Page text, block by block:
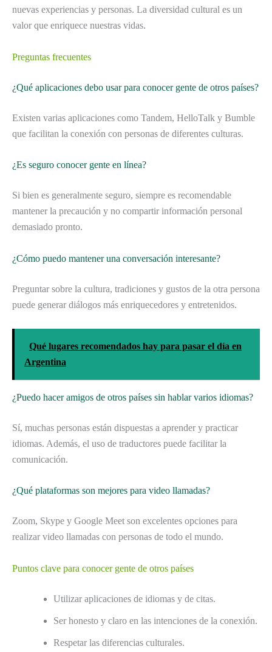
nuevas experiencias y personas. La diversidad cultural es un
valor que enriquece nuestras vidas.
Preguntas frecuentes
¿Qué aplicaciones debo usar para conocer gente de otros países?
Existen varias aplicaciones como Tandem, HelloTalk y Bumble
que facilitan la conexión con personas de diferentes culturas.
¿Es seguro conocer gente en línea?
Si bien es generalmente seguro, siempre es recomendable
mantener la precaución y no compartir información personal
demasiado pronto.
¿Cómo puedo mantener una conversación interesante?
Preguntar sobre la cultura, tradiciones y gustos de la otra persona
puede generar diálogos más enriquecedores y entretenidos.
Qué lugares recomendados hay para pasar el día en
Argentina
¿Puedo hacer amigos de otros países sin hablar varios idiomas?
Sí, muchas personas están dispuestas a aprender y practicar
idiomas. Además, el uso de traductores puede facilitar la
comunicación.
¿Qué plataformas son mejores para video llamadas?
Zoom, Skype y Google Meet son excelentes opciones para
realizar video llamadas con personas de todo el mundo.
Puntos clave para conocer gente de otros países
Utilizar aplicaciones de idiomas y de citas.
Ser honesto y claro en las intenciones de la conexión.
Respetar las diferencias culturales.